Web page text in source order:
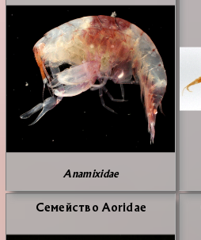
Anamixidae
Се­мей­ство Aoridae